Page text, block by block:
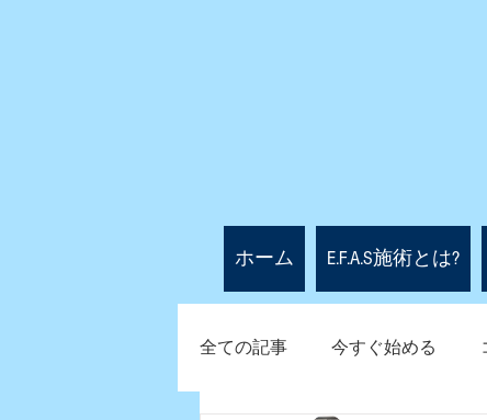
ホーム E.F.A.S施術とは?
全ての記事 今すぐ始める